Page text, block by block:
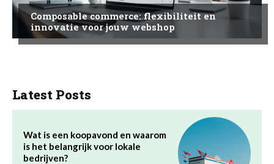
Composable commerce: flexibiliteit en
innovatie voor jouw webshop
Latest Posts
Wat is een koopavond en waarom
is het belangrijk voor lokale
bedrijven?